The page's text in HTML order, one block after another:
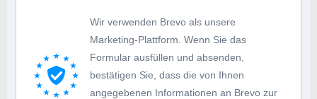
Wir verwenden Brevo als unsere
Marketing-Plattform. Wenn Sie das
Formular ausfüllen und absenden,
bestätigen Sie, dass die von Ihnen
angegebenen Informationen an Brevo zur